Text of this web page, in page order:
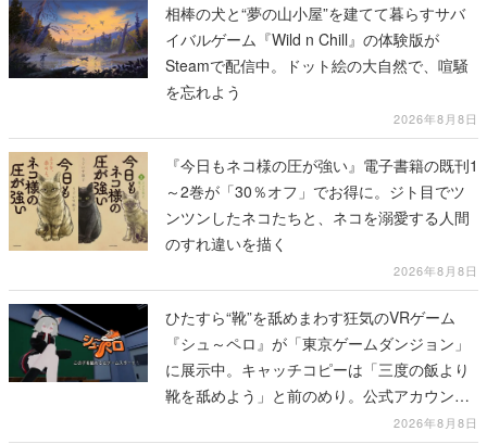
相棒の犬と“夢の山小屋”を建てて暮らすサバ
イバルゲーム『Wild n Chill』の体験版が
Steamで配信中。ドット絵の大自然で、喧騒
を忘れよう
2026年8月8日
『今日もネコ様の圧が強い』電子書籍の既刊1
～2巻が「30％オフ」でお得に。ジト目でツ
ンツンしたネコたちと、ネコを溺愛する人間
のすれ違いを描く
2026年8月8日
ひたすら“靴”を舐めまわす狂気のVRゲーム
『シュ～ペロ』が「東京ゲームダンジョン」
に展示中。キャッチコピーは「三度の飯より
靴を舐めよう」と前のめり。公式アカウント
も開設され、2026年リリースに向けて開発中
2026年8月8日